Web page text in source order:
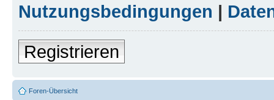
Nutzungsbedingungen |
Registrieren
Foren-Übersicht